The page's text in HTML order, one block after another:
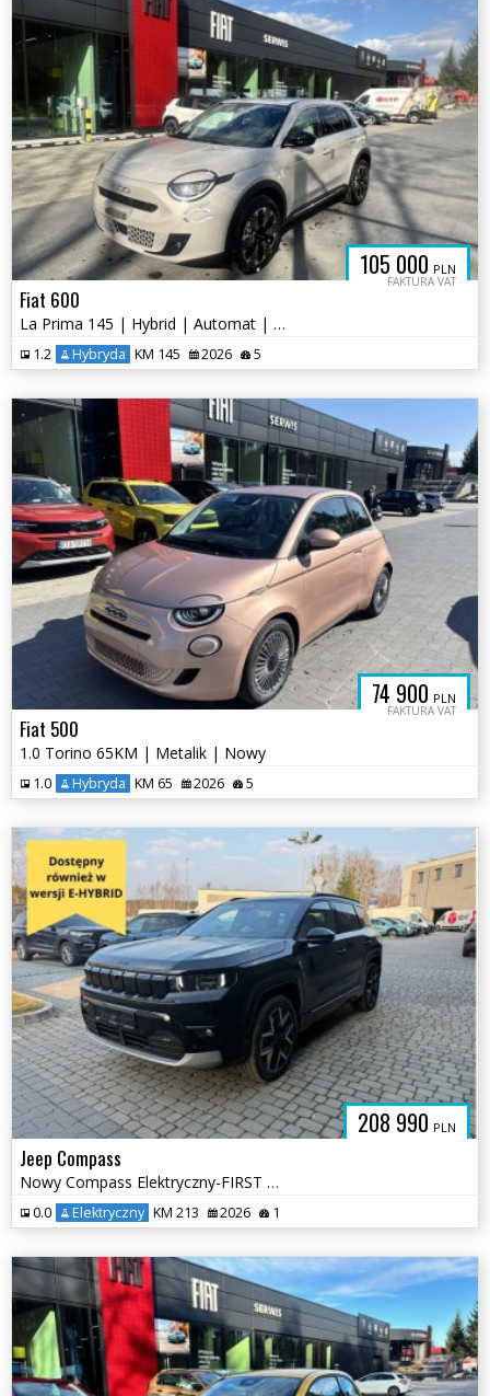
105 000 PLN
FAKTURA VAT
Fiat 600
La Prima 145 | Hybrid | Automat | Nowy
1.2 Hybryda KM 145 2026 5
74 900 PLN
FAKTURA VAT
Fiat 500
1.0 Torino 65KM | Metalik | Nowy
1.0 Hybryda KM 65 2026 5
208 990 PLN
Jeep Compass
Nowy Compass Elektryczny-FIRST EDITION BEV eMotor 213 KM FWD
0.0 Elektryczny KM 213 2026 1